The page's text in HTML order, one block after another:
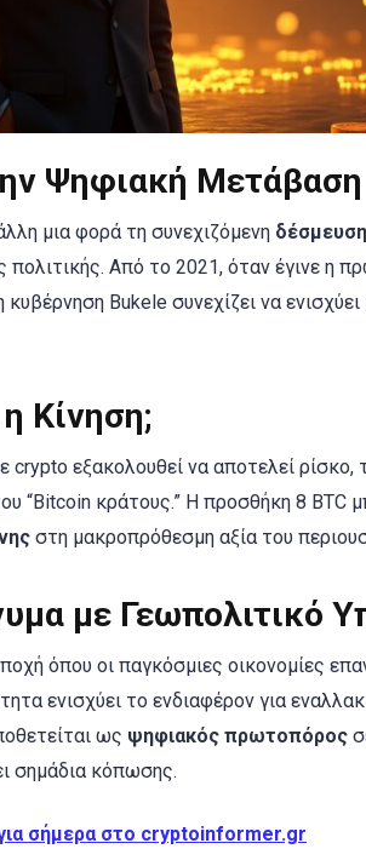
Ψηφιακή Μετάβαση
μια φορά τη συνεχιζόμενη
πολιτικής. Από το 2021, όταν έγινε
Bukele συνεχίζει να
Κίνηση;
εξακολουθεί να αποτελεί ρίσκο,
“Bitcoin κράτους.” Η προσθήκη 8 BTC
στη μακροπρόθεσμη αξία του
με Γεωπολιτικό
όπου οι παγκόσμιες οικονομίες
ενισχύει το ενδιαφέρον για
ως ψηφιακός πρωτοπόρος
σημάδια κόπωσης.
σήμερα στο cryptoinformer.gr